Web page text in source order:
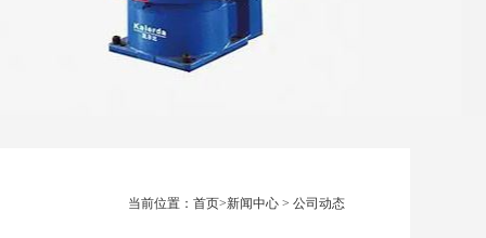
当前位置： 首页>新闻中心 > 公司动态